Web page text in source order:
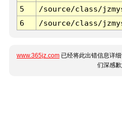
5
/source/class/
6
/source/class/
www.365jz.com 已经将此出错信息详
们深感